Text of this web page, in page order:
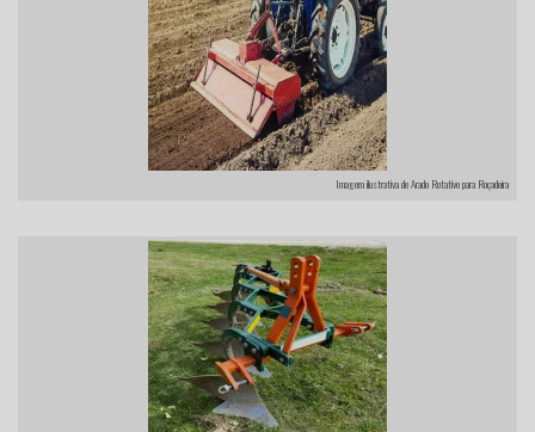
Imagem ilustrativa de Arado Rotativo para Roçadeira